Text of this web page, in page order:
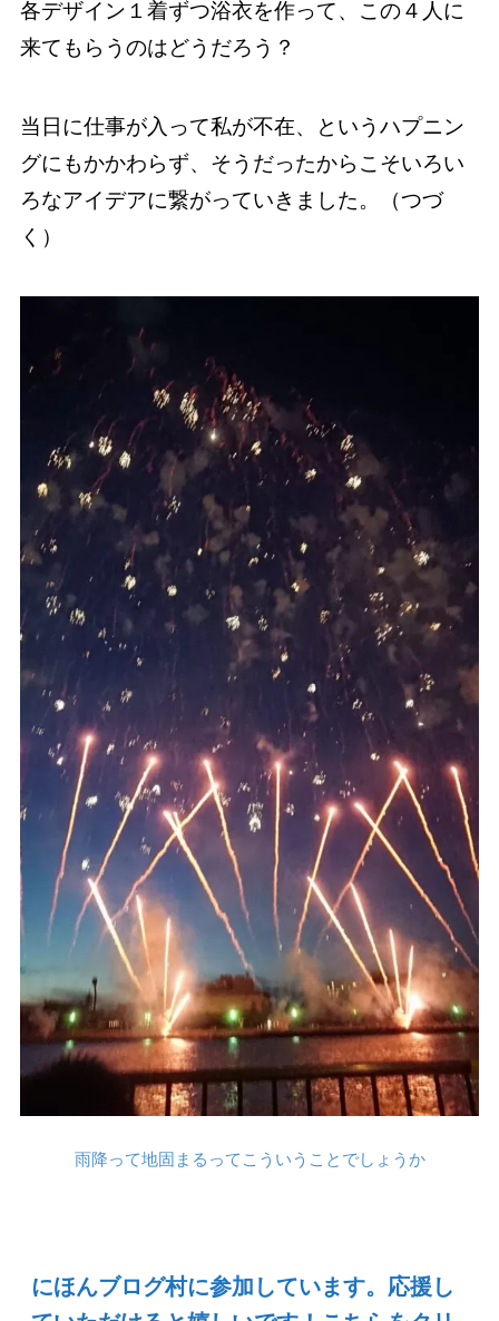
各デザイン１着ずつ浴衣を作って、この４人に
来てもらうのはどうだろう？
当日に仕事が入って私が不在、というハプニン
グにもかかわらず、そうだったからこそいろい
ろなアイデアに繋がっていきました。（つづ
く）
雨降って地固まるってこういうことでしょうか
にほんブログ村に参加しています。応援し